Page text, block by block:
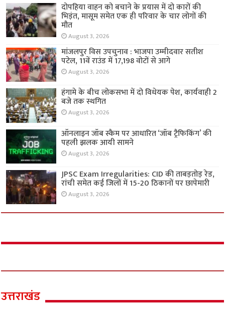
दोपहिया वाहन को बचाने के प्रयास में दो कारों की
भिड़ंत, मासूम समेत एक ही परिवार के चार लोगों की
मौत
August 3, 2026
मांजलपुर विस उपचुनाव : भाजपा उम्मीदवार सतीश
पटेल, 11वें राउंड में 17,198 वोटों से आगे
August 3, 2026
हंगामे के बीच लोकसभा में दो विधेयक पेश, कार्यवाही 2
बजे तक स्थगित
August 3, 2026
ऑनलाइन जॉब स्कैम पर आधारित ‘जॉब ट्रैफिकिंग’ की
पहली झलक आयी सामने
August 3, 2026
JPSC Exam Irregularities: CID की ताबड़तोड़ रेड,
रांची समेत कई जिलों में 15-20 ठिकानों पर छापेमारी
August 3, 2026
उत्तराखंड